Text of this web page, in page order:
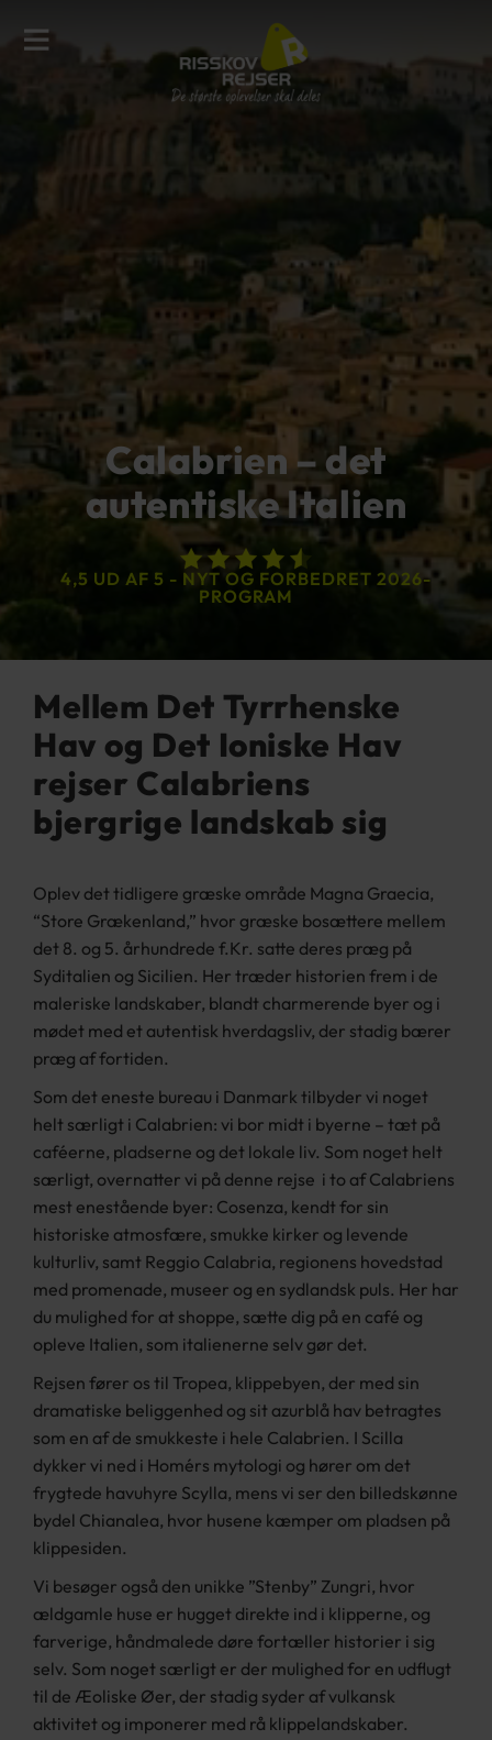
Calabrien – det
autentiske Italien
4,5 UD AF 5 - NYT OG FORBEDRET 2026-
PROGRAM
Mellem Det Tyrrhenske
Hav og Det Ioniske Hav
rejser Calabriens
bjergrige landskab sig
Oplev det tidligere græske område Magna Graecia,
“Store Grækenland,” hvor græske bosættere mellem
det 8. og 5. århundrede f.Kr. satte deres præg på
Syditalien og Sicilien. Her træder historien frem i de
maleriske landskaber, blandt charmerende byer og i
mødet med et autentisk hverdagsliv, der stadig bærer
præg af fortiden.
Som det eneste bureau i Danmark tilbyder vi noget
helt særligt i Calabrien: vi bor midt i byerne – tæt på
caféerne, pladserne og det lokale liv. Som noget helt
særligt, overnatter vi på denne rejse i to af Calabriens
mest enestående byer: Cosenza, kendt for sin
historiske atmosfære, smukke kirker og levende
kulturliv, samt Reggio Calabria, regionens hovedstad
med promenade, museer og en sydlandsk puls. Her har
du mulighed for at shoppe, sætte dig på en café og
opleve Italien, som italienerne selv gør det.
Rejsen fører os til Tropea, klippebyen, der med sin
dramatiske beliggenhed og sit azurblå hav betragtes
som en af de smukkeste i hele Calabrien. I Scilla
dykker vi ned i Homérs mytologi og hører om det
frygtede havuhyre Scylla, mens vi ser den billedskønne
bydel Chianalea, hvor husene kæmper om pladsen på
klippesiden.
Vi besøger også den unikke ”Stenby” Zungri, hvor
ældgamle huse er hugget direkte ind i klipperne, og
farverige, håndmalede døre fortæller historier i sig
selv. Som noget særligt er der mulighed for en udflugt
til de Æoliske Øer, der stadig syder af vulkansk
aktivitet og imponerer med rå klippelandskaber.